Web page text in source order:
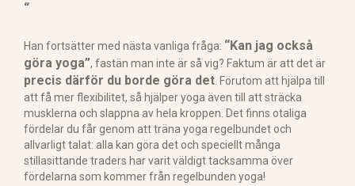
“
Han fortsätter med nästa vanliga fråga: “Kan jag också
göra yoga”, fastän man inte är så vig? Faktum är att det är
precis därför du borde göra det. Förutom att hjälpa till
att få mer flexibilitet, så hjälper yoga även till att sträcka
musklerna och slappna av hela kroppen. Det finns otaliga
fördelar du får genom att träna yoga regelbundet och
allvarligt talat: alla kan göra det och speciellt många
stillasittande traders har varit väldigt tacksamma över
fördelarna som kommer från regelbunden yoga!